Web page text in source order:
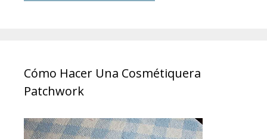
Cómo Hacer Una Cosmétiquera
Patchwork